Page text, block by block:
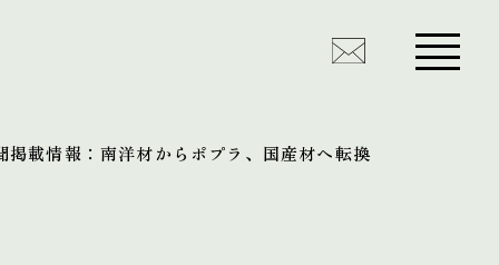
掲載情報：南洋材からポプラ、国産材へ転換